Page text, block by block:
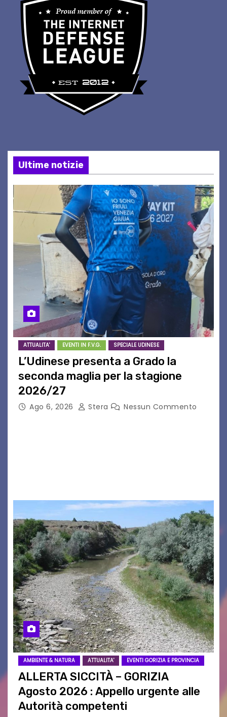
Ultime notizie
ATTUALITA' EVENTI IN F.V.G. SPECIALE UDINESE
L’Udinese presenta a Grado la
seconda maglia per la stagione
2026/27
Ago 6, 2026 Stera Nessun Commento
AMBIENTE & NATURA ATTUALITA' EVENTI GORIZIA E PROVINCIA
ALLERTA SICCITÀ – GORIZIA
Agosto 2026 : Appello urgente alle
Autorità competenti